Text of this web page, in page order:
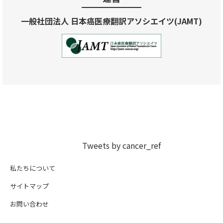
一般社団法人 日本癌医療翻訳アソシエイツ(JAMT)
Tweets by cancer_ref
私たちについて
サイトマップ
お問い合わせ